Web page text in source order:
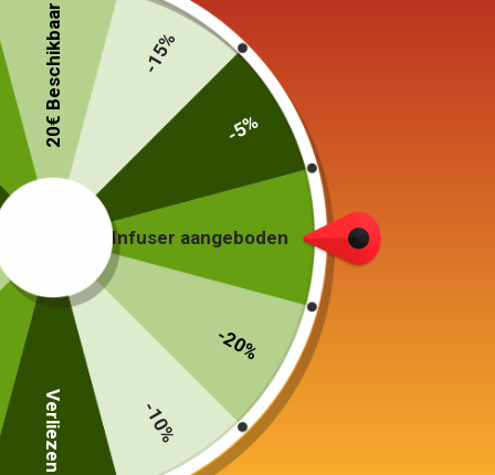
Kleine Chinese theepot
Oude 110 ml
19 in voorraad
In winkelwagen
Infuser aangeboden
-20%
-10%
Verliezen
20€ Beschikbaar -15%
-5%